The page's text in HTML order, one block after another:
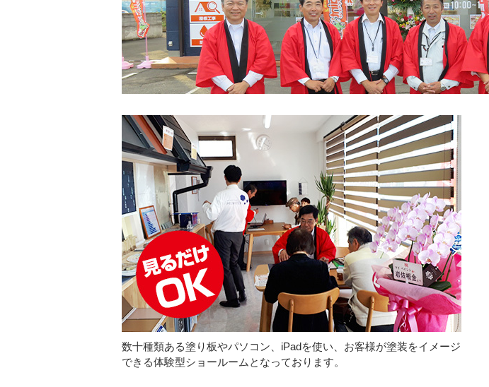
数十種類ある塗り板やパソコン、iPadを使い、お客様が塗装をイメージ
できる体験型ショールームとなっております。